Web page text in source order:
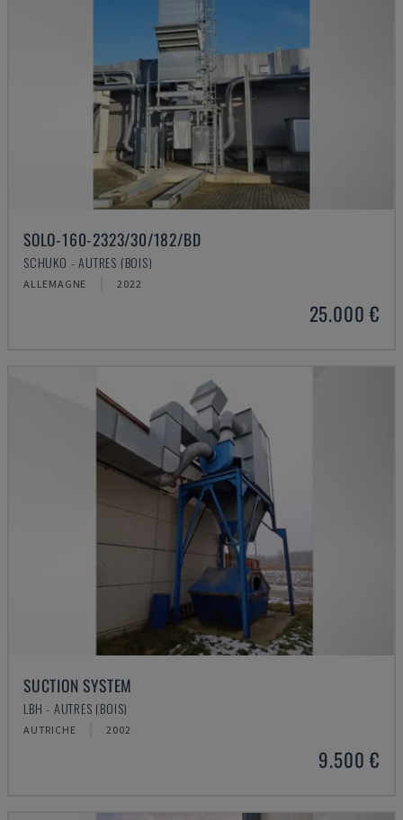
SOLO-160-2323/30/182/BD
SCHUKO - AUTRES (BOIS)
ALLEMAGNE 2022
25.000 €
SUCTION SYSTEM
LBH - AUTRES (BOIS)
AUTRICHE 2002
9.500 €